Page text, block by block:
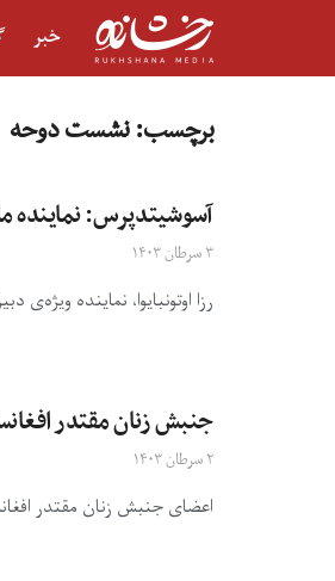
خبر
برچسب:نشست دوحه
آسوشیتدپرس:
۳ سرطان ۱۴۰۳
رزا اوتونبایوا، نماینده
جنبش زنان مقتدر
۲ سرطان ۱۴۰۳
اعضای جنبش زنان مقتدر